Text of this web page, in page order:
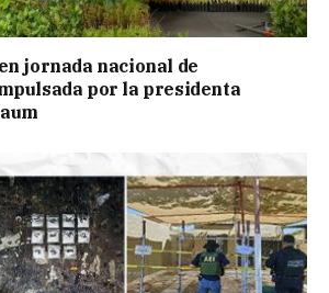
jornada nacional de
por la presidenta